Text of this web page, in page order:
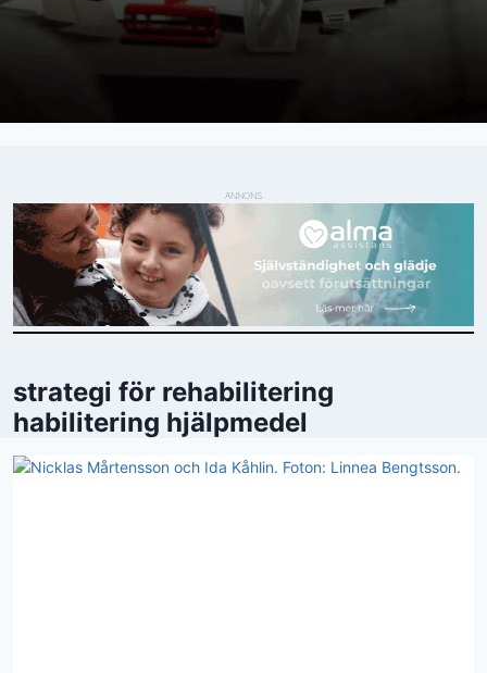
ANNONS
strategi för rehabilitering
habilitering hjälpmedel